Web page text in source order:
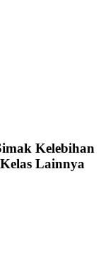
Kelebihan
Lainnya